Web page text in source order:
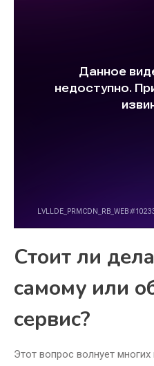
Стоит ли
самому или
сервис?
Этот вопрос волнует